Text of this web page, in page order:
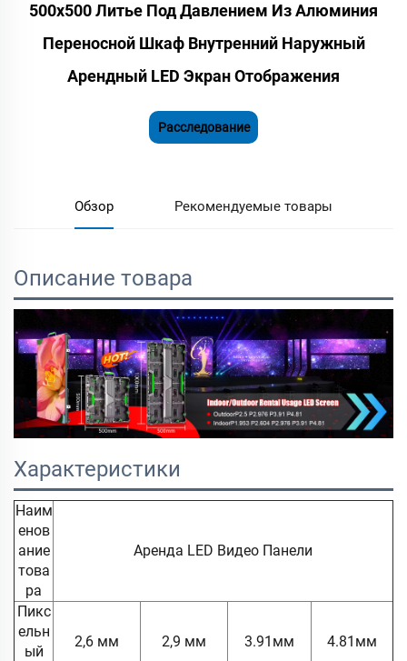
500x500 Литье Под Давлением Из Алюминия
Переносной Шкаф Внутренний Наружный
Арендный LED Экран Отображения
Расследование
Обзор Рекомендуемые товары
Описание товара
Характеристики
Наим
енов
ание
това
ра
Аренда LED Видео Панели
Пикс
ельн
ый
2,6 мм 2,9 мм 3.91мм 4.81мм